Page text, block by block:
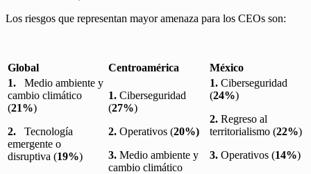
Los riesgos que representan mayor amenaza para los CEOs son:
Global Centroamérica
México
1. Medio ambiente y
cambio climático
(21%)
2. Tecnología
emergente o
disruptiva (19%)
1. Ciberseguridad
(27%)
2. Operativos (20%)
3. Medio ambiente y
cambio climático
1. Ciberseguridad
(24%)
2. Regreso al
territorialismo (22%)
3. Operativos (14%)